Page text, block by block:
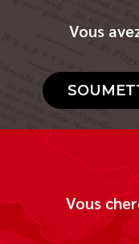
Vous
Vous